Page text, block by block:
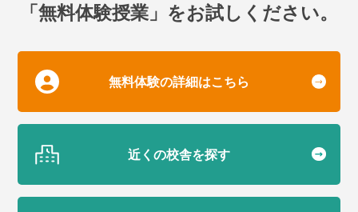
「無料体験授業」をお試しください。
無料体験の詳細はこちら
近くの校舎を探す